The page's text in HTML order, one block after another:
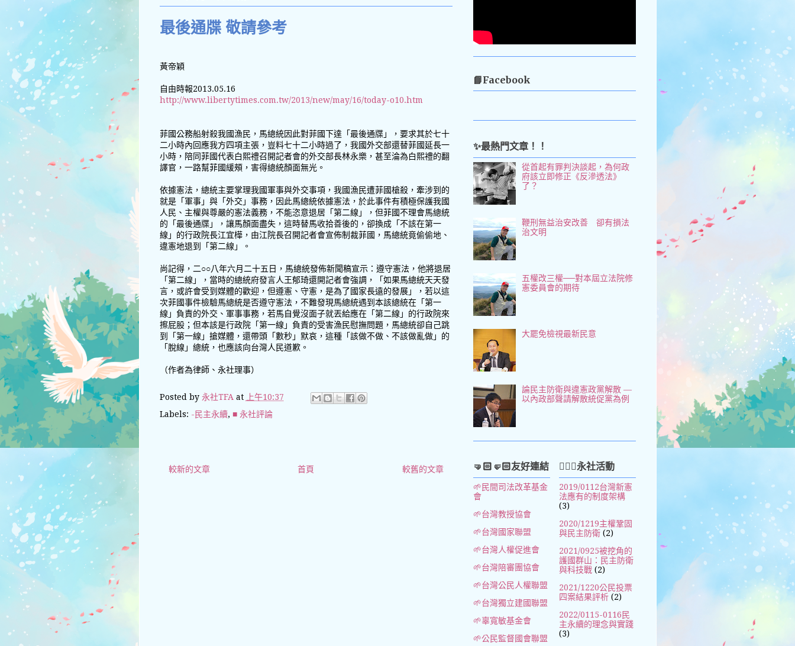
最後通牒 敬請參考
黃帝穎
自由時報2013.05.16
http://www.libertytimes.com.tw/2013/new/may/16/today-o10.htm
菲國公務船射殺我國漁民，馬總統因此對菲國下達「最後通牒」，要求其於七十
二小時內回應我方四項主張，豈料七十二小時過了，我國外交部還替菲國延長一
小時，陪同菲國代表白熙禮召開記者會的外交部長林永樂，甚至淪為白熙禮的翻
譯官，一路幫菲國緩頰，害得總統顏面無光。
依據憲法，總統主要掌理我國軍事與外交事項，我國漁民遭菲國槍殺，牽涉到的
就是「軍事」與「外交」事務，因此馬總統依據憲法，於此事件有積極保護我國
人民、主權與尊嚴的憲法義務，不能恣意退居「第二線」，但菲國不理會馬總統
的「最後通牒」，讓馬顏面盡失，這時替馬收拾善後的，卻換成「不該在第一
線」的行政院長江宜樺，由江院長召開記者會宣佈制裁菲國，馬總統竟偷偷地、
違憲地退到「第二線」。
尚記得，二○○八年六月二十五日，馬總統發佈新聞稿宣示：遵守憲法，他將退居
「第二線」，當時的總統府發言人王郁琦還開記者會強調，「如果馬總統天天發
言，或許會受到媒體的歡迎，但遵憲、守憲，是為了國家長遠的發展」，若以這
次菲國事件檢驗馬總統是否遵守憲法，不難發現馬總統遇到本該總統在「第一
線」負責的外交、軍事事務，若馬自覺沒面子就丟給應在「第二線」的行政院來
擦屁股；但本該是行政院「第一線」負責的受害漁民慰撫問題，馬總統卻自己跳
到「第一線」搶媒體，還帶頭「數秒」默哀，這種「該做不做、不該做亂做」的
「脫線」總統，也應該向台灣人民道歉。
（作者為律師、永社理事）
Posted by 永社TFA at
上午10:37
Labels: -民主永續, ■ 永社評論
較新的文章 較舊的文章
首頁
📘Facebook
✨最熱門文章！！
從首起有罪判決談起，為何政
府該立即修正《反滲透法》
了？
鞭刑無益治安改善 卻有損法
治文明
五權改三權──對本屆立法院修
憲委員會的期待
大罷免檢視最新民意
論民主防衛與違憲政黨解散 —
以內政部聲請解散統促黨為例
🤜🏻🤛🏻友好連結
🌱民間司法改革基金
會
🌱台灣教授協會
🌱台灣國家聯盟
🌱台灣人權促進會
🌱台灣陪審團協會
🌱台灣公民人權聯盟
🌱台灣獨立建國聯盟
🌱辜寬敏基金會
🌱公民監督國會聯盟
🧚🏻‍♀️永社活動
2019/0112台灣新憲
法應有的制度架構
(3)
2020/1219主權鞏固
與民主防衛 (2)
2021/0925被挖角的
護國群山：民主防衛
與科技戰 (2)
2021/1220公民投票
四案結果評析 (2)
2022/0115-0116民
主永續的理念與實踐
(3)